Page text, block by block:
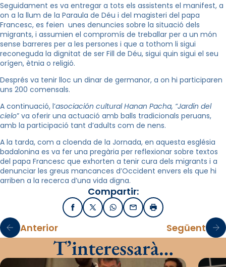
Seguidament es va entregar a tots els assistents el manifest, a
on a la llum de la Paraula de Déu i del magisteri del papa
Francesc, es feien unes denuncies sobre la situació dels
migrants, i assumien el compromís de treballar per a un món
sense barreres per a les persones i que a tothom li sigui
reconeguda la dignitat de ser Fill de Déu, sigui quin sigui el seu
orígen, ètnia o religió.
Després va tenir lloc un dinar de germanor, a on hi participaren
uns 200 comensals.
A continuació, l’asociación cultural Hanan Pacha, “Jardín del
cielo” va oferir una actuació amb balls tradicionals peruans,
amb la participació tant d’adults com de nens.
A la tarda, com a cloenda de la Jornada, en aquesta església
badalonina es va fer una pregària per reflexionar sobre textos
del papa Francesc que exhorten a tenir cura dels migrants i a
denunciar les greus mancances d’Occident envers els que hi
arriben a la recerca d’una vida digna.
Compartir:
FacebookX / TwitterWhatsApp
EmailImprimir
Anterior Següent
T’interessarà…